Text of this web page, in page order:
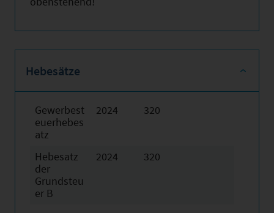
Hebesätze
Gewerbest
euerhebes
atz
2024 320
Hebesatz
der
Grundsteu
er B
2024 320